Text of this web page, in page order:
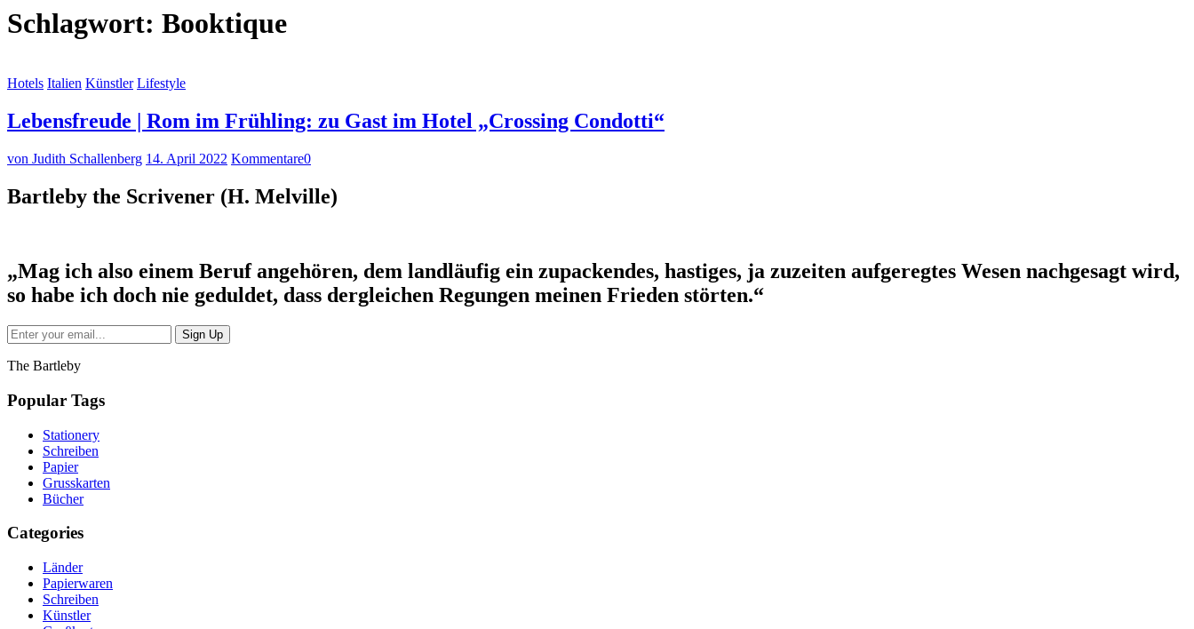
Schlagwort: Booktique
Hotels Italien Künstler Lifestyle
Lebensfreude | Rom im Frühling: zu Gast im Hotel „Crossing Condotti“
von Judith Schallenberg 14. April 2022 Kommentare0
Bartleby the Scrivener (H. Melville)
„Mag ich also einem Beruf angehören, dem landläufig ein zupackendes, hastiges, ja zuzeiten aufgeregtes Wesen nachgesagt wird,
so habe ich doch nie geduldet, dass dergleichen Regungen meinen Frieden störten.“
The Bartleby
Popular Tags
Stationery
Schreiben
Papier
Grusskarten
Bücher
Categories
Länder
Papierwaren
Schreiben
Künstler